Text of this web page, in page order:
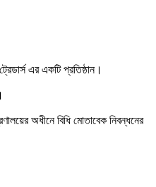
এর একটি প্রতিষ্ঠান।
অধীনে বিধি মোতাবেক নিবন্ধনের